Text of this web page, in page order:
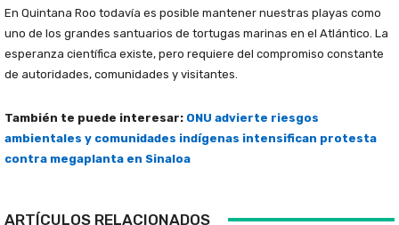
En Quintana Roo todavía es posible mantener nuestras playas como
uno de los grandes santuarios de tortugas marinas en el Atlántico. La
esperanza científica existe, pero requiere del compromiso constante
de autoridades, comunidades y visitantes.
También te puede interesar: ONU advierte riesgos
ambientales y comunidades indígenas intensifican protesta
contra megaplanta en Sinaloa
ARTÍCULOS RELACIONADOS